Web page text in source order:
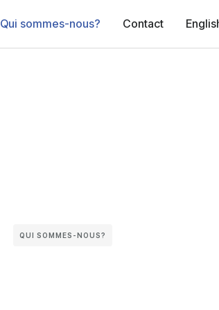
Qui sommes-nous? Contact
QUI SOMMES-NOUS?